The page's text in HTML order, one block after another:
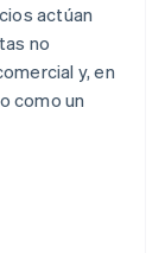
actúan
no
y, en
como un